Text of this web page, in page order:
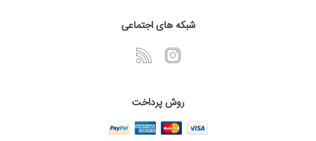
شبکه های اجتماعی
روش پرداخت